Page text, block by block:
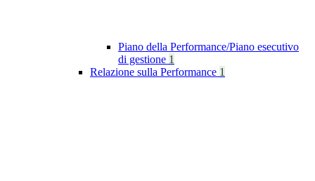
Piano della Performance/Piano esecutivo
di gestione 1
Relazione sulla Performance 1